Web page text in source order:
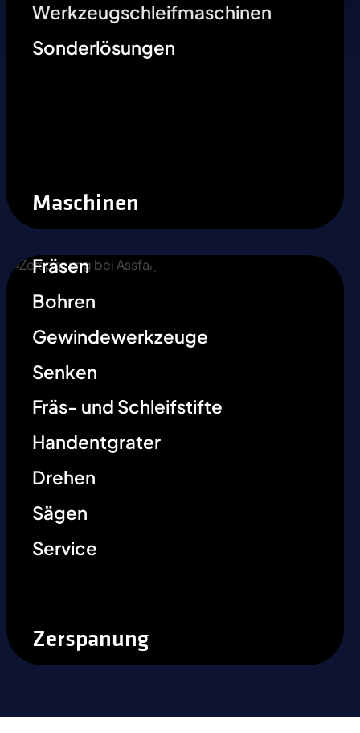
Werkzeugschleifmaschinen
Sonderlösungen
Maschinen
Fräsen
Bohren
Gewindewerkzeuge
Senken
Fräs- und Schleifstifte
Handentgrater
Drehen
Sägen
Service
Zerspanung